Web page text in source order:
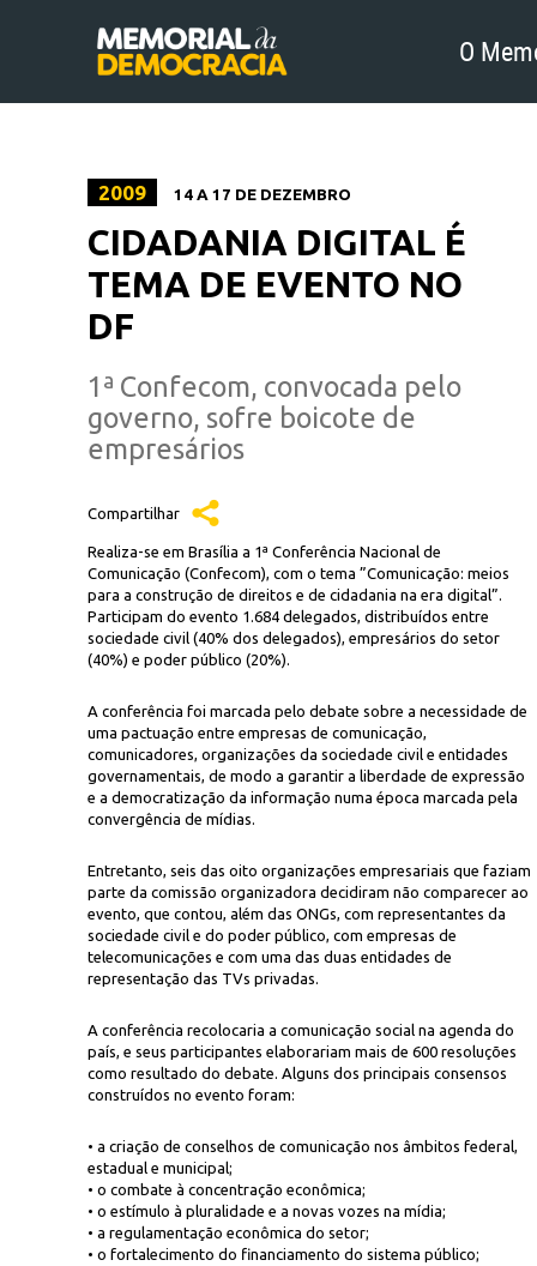
O
2009 14 A 17 DE DEZEMBRO
CIDADANIA DIGITAL É
TEMA DE EVENTO NO
DF
1ª Confecom, convocada pelo
governo, sofre boicote de
empresários
Compartilhar
Realiza-se em Brasília a 1ª Conferência Nacional de
Comunicação (Confecom), com o tema ”Comunicação: meios
para a construção de direitos e de cidadania na era digital”.
Participam do evento 1.684 delegados, distribuídos entre
sociedade civil (40% dos delegados), empresários do setor
(40%) e poder público (20%).
A conferência foi marcada pelo debate sobre a necessidade de
uma pactuação entre empresas de comunicação,
comunicadores, organizações da sociedade civil e entidades
governamentais, de modo a garantir a liberdade de expressão
e a democratização da informação numa época marcada pela
convergência de mídias.
Entretanto, seis das oito organizações empresariais que faziam
parte da comissão organizadora decidiram não comparecer ao
evento, que contou, além das ONGs, com representantes da
sociedade civil e do poder público, com empresas de
telecomunicações e com uma das duas entidades de
representação das TVs privadas.
A conferência recolocaria a comunicação social na agenda do
país, e seus participantes elaborariam mais de 600 resoluções
como resultado do debate. Alguns dos principais consensos
construídos no evento foram:
• a criação de conselhos de comunicação nos âmbitos federal,
estadual e municipal;
• o combate à concentração econômica;
• o estímulo à pluralidade e a novas vozes na mídia;
• a regulamentação econômica do setor;
• o fortalecimento do financiamento do sistema público;
democratização dos meios de comunicação